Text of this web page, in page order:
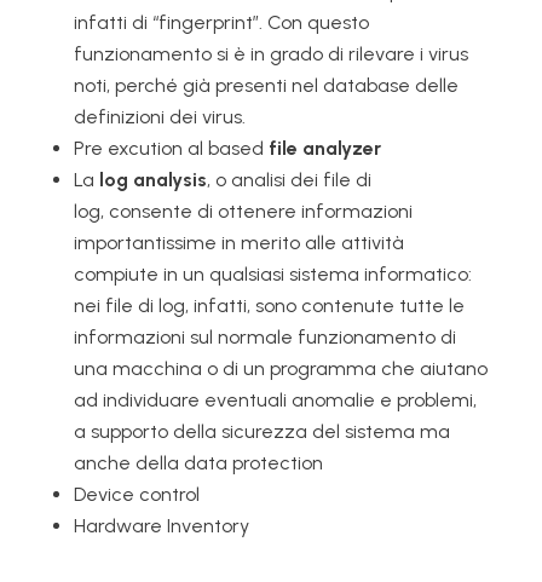
infatti di “fingerprint”. Con questo
funzionamento si è in grado di rilevare i virus
noti, perché già presenti nel database delle
definizioni dei virus.
Pre excution al based file analyzer
La log analysis, o analisi dei file di
log, consente di ottenere informazioni
importantissime in merito alle attività
compiute in un qualsiasi sistema informatico:
nei file di log, infatti, sono contenute tutte le
informazioni sul normale funzionamento di
una macchina o di un programma che aiutano
ad individuare eventuali anomalie e problemi,
a supporto della sicurezza del sistema ma
anche della data protection
Device control
Hardware Inventory